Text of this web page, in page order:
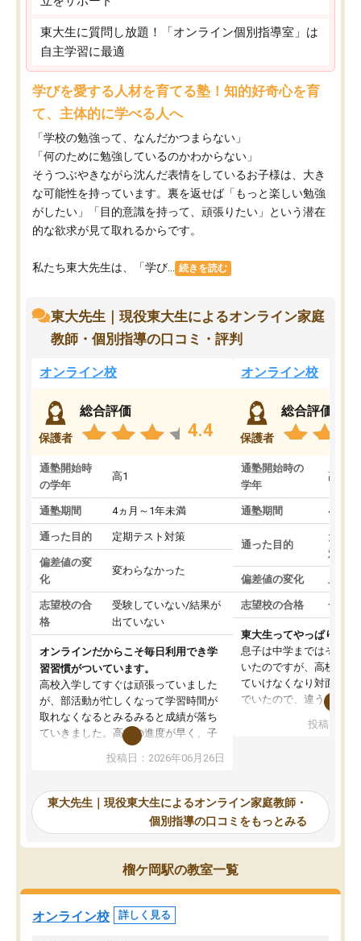
東大生に質問し放題！「オンライン個別指導室」は
自主学習に最適
学びを愛する人材を育てる塾！知的好奇心を育
て、主体的に学べる人へ
「学校の勉強って、なんだかつまらない」
「何のために勉強しているのかわからない」
そうつぶやきながら沈んだ表情をしているお子様は、大き
な可能性を持っています。裏を返せば「もっと楽しい勉強
がしたい」「目的意識を持って、頑張りたい」という潜在
的な欲求が見て取れるからです。
私たち東大先生は、「学び... 続きを読む
東大先生｜現役東大生によるオンライン家庭
教師・個別指導の口コミ・評判
オンライン校
保護者
総合評価
4.4
通塾開始時
の学年
高1
通塾期間 4ヵ月～1年未満
通った目的 定期テスト対策
偏差値の変
化
変わらなかった
志望校の合
格
受験していない/結果が
出ていない
オンラインだからこそ毎日利用でき学
習習慣がついています。
高校入学してすぐは頑張っていました
が、部活動が忙しくなって学習時間が
取れなくなるとみるみると成績が落ち
ていきました。高校の進度が早く、子
供も家に帰って勉強の話すると嫌な反
応を示します。東大先生にお願いして
れるので、親としても安心です。毎日
使える自習室とかもあり、わからない
ところがあれば先生が回答してくれる
のも重宝しています。
投稿日：2026年06月26日
オンライン校
保護者
総合評価
通塾開始時の
学年
高3
通塾期間 4ヵ月
通った目的
大学
対策
偏差値の変化 上が
志望校の合格 合格
東大生ってやっぱりすご
息子は中学まではそこそ
いたのですが、高校に入
ていけなくなり対面の塾
でいたので、違うアプロ
で、当初は模試でD判定
自習室が毎日使えていつ
るのが心強かったよう
謝です。
投稿日：
東大先生｜現役東大生によるオンライン家庭教師・
個別指導の口コミをもっとみる
榴ケ岡駅の教室一覧
オンライン校 詳しく見る